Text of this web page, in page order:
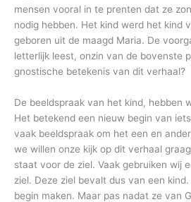
mensen vooral in te prenten dat ze
nodig hebben. Het kind werd het kind
geboren uit de maagd Maria. De
letterlijk leest, onzin van de bovenste
gnostische betekenis van dit verhaal?
De beeldspraak van het kind, hebben
Het betekend een nieuw begin van
vaak beeldspraak om het een en
we willen onze kijk op dit verhaal
staat voor de ziel. Vaak gebruiken wij
ziel. Deze ziel bevalt dus van een
begin maken. Maar pas nadat ze van